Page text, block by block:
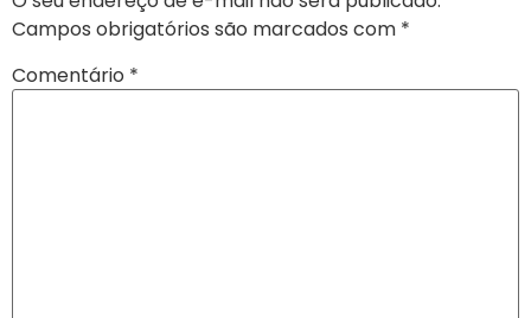
Campos obrigatórios são marcados com *
Comentário *